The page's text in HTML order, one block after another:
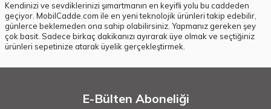
Kendinizi ve sevdiklerinizi şımartmanın en keyifli yolu bu caddeden
geçiyor. MobilCadde.com ile en yeni teknolojik ürünleri takip edebilir,
günlerce beklemeden ona sahip olabilirsiniz. Yapmanız gereken şey
çok basit. Sadece birkaç dakikanızı ayırarak üye olmak ve seçtiğiniz
ürünleri sepetinize atarak üyelik gerçekleştirmek.
E-Bülten Aboneliği